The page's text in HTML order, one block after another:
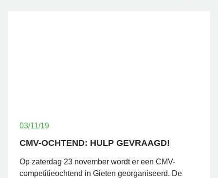
03/11/19
CMV-OCHTEND: HULP GEVRAAGD!
Op zaterdag 23 november wordt er een CMV-
competitieochtend in Gieten georganiseerd. De